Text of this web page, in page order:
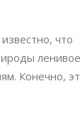
что
Конечно,